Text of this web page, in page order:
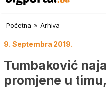
Početna » Arhiva
9. Septembra 2019.
Tumbaković
promjene u